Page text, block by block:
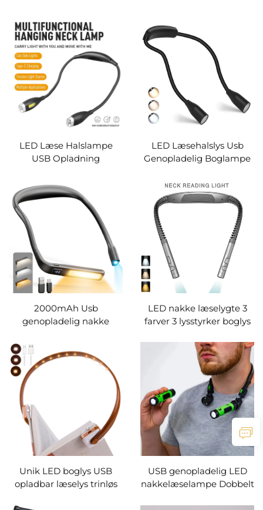
Øjenbeskyttelse Fleksibel
Skrivebordslampe
Opladningsbar 3 Farver 3-
Niveauer Lysstyrke
Fikkelys
LED Læse Halslampe
USB Opladning
Fikkelys Natlig Løb Gåtur
Strikke Camping Portabel
LED Læsehalslys Usb
Genopladelig Boglampe
Bog Lys Læs Halslampe
Studie Læse Nattelys
2000mAh Usb
genopladelig nakke
fleksibel LED boglys
øjenvenlig LED boglys
læselampe natlys
LED nakke læselygte 3
farver 3 lysstyrker boglys
genopladelig lampe
fleksibel arm nakke
læselampe boglampe
Unik LED boglys USB
opladbar læselys trinløs
USB genopladelig LED
nakkelæselampe Dobbelt